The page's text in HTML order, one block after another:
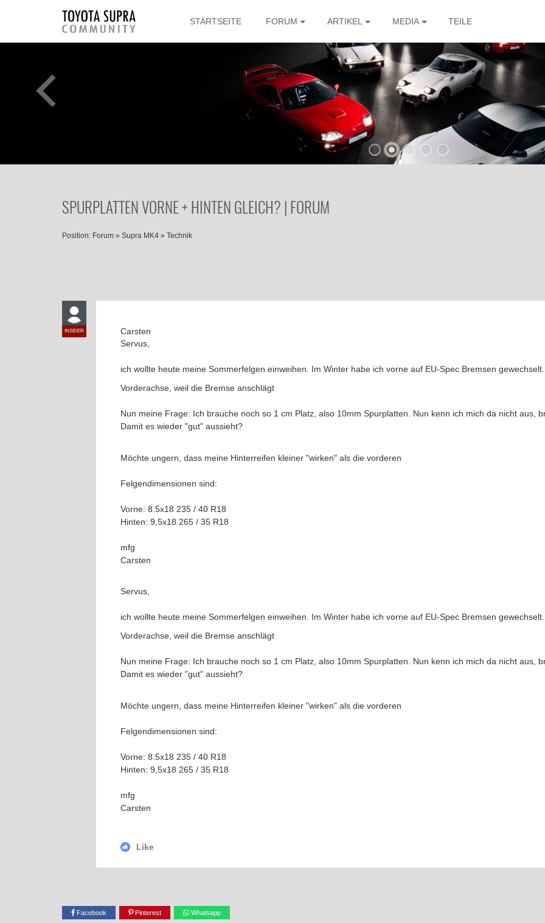
STARTSEITE FORUM ARTIKEL MEDIA TEILE
SPURPLATTEN VORNE + HINTEN GLEICH? | FORUM
Position: Forum » Supra MK4 » Technik
INSIDER Carsten
Servus,
ich wollte heute meine Sommerfelgen einweihen. Im Winter habe ich vorne auf EU-Spec Bremsen
Vorderachse, weil die Bremse anschlägt
Nun meine Frage: Ich brauche noch so 1 cm Platz, also 10mm Spurplatten. Nun kenn ich mich da nicht aus,
Damit es wieder "gut" aussieht?
Möchte ungern, dass meine Hinterreifen kleiner "wirken" als die vorderen
Felgendimensionen sind:
Vorne: 8.5x18 235 / 40 R18
Hinten: 9,5x18 265 / 35 R18
mfg
Carsten
Servus,
ich wollte heute meine Sommerfelgen einweihen. Im Winter habe ich vorne auf EU-Spec Bremsen
Vorderachse, weil die Bremse anschlägt
Nun meine Frage: Ich brauche noch so 1 cm Platz, also 10mm Spurplatten. Nun kenn ich mich da nicht aus,
Damit es wieder "gut" aussieht?
Möchte ungern, dass meine Hinterreifen kleiner "wirken" als die vorderen
Felgendimensionen sind:
Vorne: 8.5x18 235 / 40 R18
Hinten: 9,5x18 265 / 35 R18
mfg
Carsten
Like
Facebook Pinterest Whatsapp